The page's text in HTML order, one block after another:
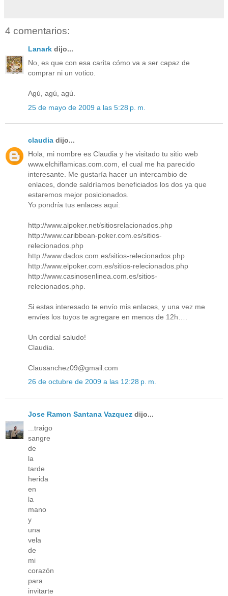
4 comentarios:
Lanark dijo...
No, es que con esa carita cómo va a ser capaz de
comprar ni un votico.
Agú, agú, agú.
25 de mayo de 2009 a las 5:28 p. m.
claudia dijo...
Hola, mi nombre es Claudia y he visitado tu sitio web
www.elchiflamicas.com.com, el cual me ha parecido
interesante. Me gustaría hacer un intercambio de
enlaces, donde saldríamos beneficiados los dos ya que
estaremos mejor posicionados.
Yo pondría tus enlaces aquí:
http://www.alpoker.net/sitiosrelacionados.php
http://www.caribbean-poker.com.es/sitios-
relecionados.php
http://www.dados.com.es/sitios-relecionados.php
http://www.elpoker.com.es/sitios-relecionados.php
http://www.casinosenlinea.com.es/sitios-
relecionados.php.
Si estas interesado te envío mis enlaces, y una vez me
envíes los tuyos te agregare en menos de 12h….
Un cordial saludo!
Claudia.
Clausanchez09@gmail.com
26 de octubre de 2009 a las 12:28 p. m.
Jose Ramon Santana Vazquez dijo...
...traigo
sangre
de
la
tarde
herida
en
la
mano
y
una
vela
de
mi
corazón
para
invitarte